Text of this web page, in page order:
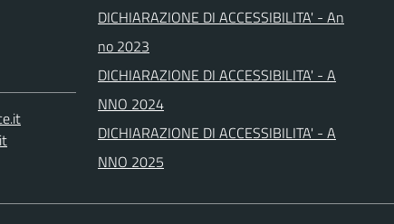
DICHIARAZIONE DI ACCESSIBILITA' - An
no 2023
DICHIARAZIONE DI ACCESSIBILITA' - A
NNO 2024
DICHIARAZIONE DI ACCESSIBILITA' - A
NNO 2025